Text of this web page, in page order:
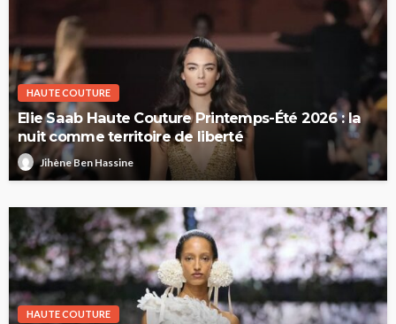
HAUTE COUTURE
Elie Saab Haute Couture Printemps-Été 2026 : la
nuit comme territoire de liberté
Jihène Ben Hassine
HAUTE COUTURE